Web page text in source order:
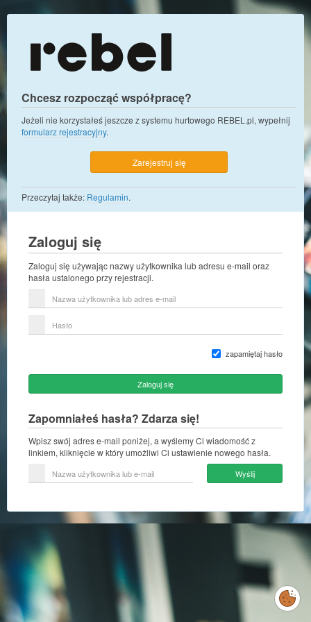
Chcesz rozpocząć współpracę?
Jeżeli nie korzystałeś jeszcze z systemu hurtowego REBEL.pl, wypełnij
formularz rejestracyjny.
Zarejestruj się
Przeczytaj także: Regulamin.
Zaloguj się
Zaloguj się używając nazwy użytkownika lub adresu e-mail oraz
hasła ustalonego przy rejestracji.
użytkownika
e-
zapamiętaj hasło
Zaloguj się
Zapomniałeś hasła? Zdarza się!
Wpisz swój adres e-mail poniżej, a wyślemy Ci wiadomość z
linkiem, kliknięcie w który umożliwi Ci ustawienie nowego hasła.
użytkownika
mail
Wyślij
Zarządzaj
preferencjami
cookies